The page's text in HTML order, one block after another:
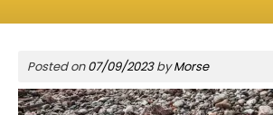
Posted on07/09/2023byMorse